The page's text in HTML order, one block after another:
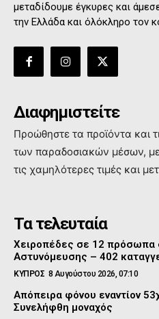
μεταδίδουμε έγκυρες και
την Ελλάδα και όλόκληρο τον
Διαφημιστείτε
Προώθηστε τα προϊόντα και
των παραδοσιακών μέσων, με
τις χαμηλότερες τιμές και
Τα τελευταία
Χειροπέδες σε 12 πρόσωπα
Αστυνόμευσης – 402
ΚΥΠΡΟΣ 8 Αυγούστου 2026, 07:10
Απόπειρα φόνου εναντίον
Συνελήφθη μοναχός